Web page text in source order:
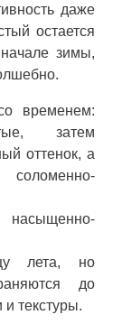
даже
остается
зимы,
временем:
затем
оттенок, а
лета, но
до
текстуры.